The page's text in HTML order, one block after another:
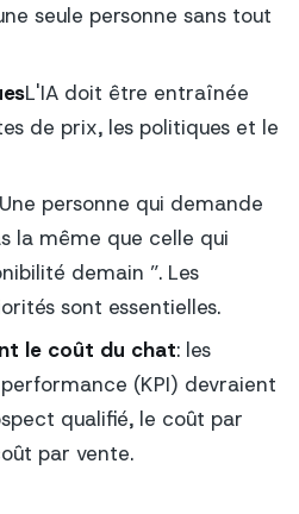
seule personne sans tout
L'IA doit être entraînée
de prix, les politiques et le
personne qui demande
la même que celle qui
demain ”. Les
sont essentielles.
le coût du chat: les
(KPI) devraient
qualifié, le coût par
par vente.